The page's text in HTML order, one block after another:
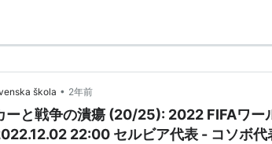
škola • 2年前
ーと戦争の潰瘍 (20/25): 2022 FIFAワー
22:00 セルビア代表 - コソボ